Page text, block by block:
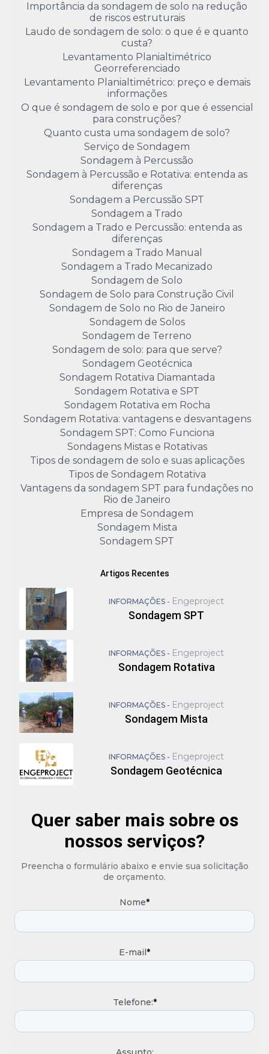
Importância da sondagem de solo na redução
de riscos estruturais
Laudo de sondagem de solo: o que é e quanto
custa?
Levantamento Planialtimétrico
Georreferenciado
Levantamento Planialtimétrico: preço e demais
informações
O que é sondagem de solo e por que é essencial
para construções?
Quanto custa uma sondagem de solo?
Serviço de Sondagem
Sondagem à Percussão
Sondagem à Percussão e Rotativa: entenda as
diferenças
Sondagem a Percussão SPT
Sondagem a Trado
Sondagem a Trado e Percussão: entenda as
diferenças
Sondagem a Trado Manual
Sondagem a Trado Mecanizado
Sondagem de Solo
Sondagem de Solo para Construção Civil
Sondagem de Solo no Rio de Janeiro
Sondagem de Solos
Sondagem de Terreno
Sondagem de solo: para que serve?
Sondagem Geotécnica
Sondagem Rotativa Diamantada
Sondagem Rotativa e SPT
Sondagem Rotativa em Rocha
Sondagem Rotativa: vantagens e desvantagens
Sondagem SPT: Como Funciona
Sondagens Mistas e Rotativas
Tipos de sondagem de solo e suas aplicações
Tipos de Sondagem Rotativa
Vantagens da sondagem SPT para fundações no
Rio de Janeiro
Empresa de Sondagem
Sondagem Mista
Sondagem SPT
Artigos Recentes
INFORMAÇÕES - Engeproject
Sondagem SPT
INFORMAÇÕES - Engeproject
Sondagem Rotativa
INFORMAÇÕES - Engeproject
Sondagem Mista
INFORMAÇÕES - Engeproject
Sondagem Geotécnica
Quer saber mais sobre os
nossos serviços?
Preencha o formulário abaixo e envie sua solicitação
de orçamento.
Nome*
E-mail*
Telefone:*